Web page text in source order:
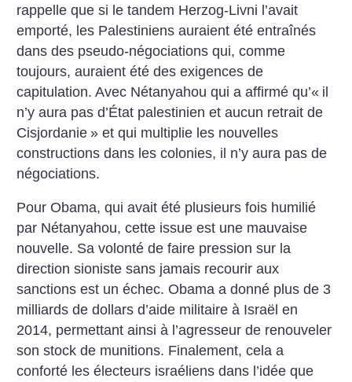
rappelle que si le tandem Herzog-Livni l’avait
emporté, les Palestiniens auraient été entraînés
dans des pseudo-négociations qui, comme
toujours, auraient été des exigences de
capitulation. Avec Nétanyahou qui a affirmé qu’« il
n’y aura pas d’État palestinien et aucun retrait de
Cisjordanie » et qui multiplie les nouvelles
constructions dans les colonies, il n’y aura pas de
négociations.
Pour Obama, qui avait été plusieurs fois humilié
par Nétanyahou, cette issue est une mauvaise
nouvelle. Sa volonté de faire pression sur la
direction sioniste sans jamais recourir aux
sanctions est un échec. Obama a donné plus de 3
milliards de dollars d’aide militaire à Israël en
2014, permettant ainsi à l’agresseur de renouveler
son stock de munitions. Finalement, cela a
conforté les électeurs israéliens dans l’idée que